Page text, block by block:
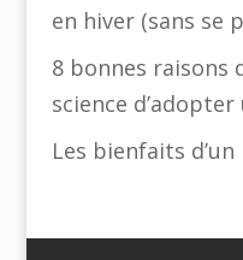
en hiver (sans se
8 bonnes raisons
science
Les bienfaits